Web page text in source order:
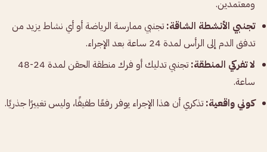
ومعتمدين.
تجنبي الأنشطة الشاقة: تجنبي ممارسة الرياضة أو أي نشاط يزيد من
تدفق الدم إلى الرأس لمدة 24 ساعة بعد الإجراء.
لا تفركي المنطقة:
تجنبي تدليك أو فرك منطقة الحقن لمدة 24-48
ساعة.
كوني واقعية: تذكري أن هذا الإجراء يوفر رفعًا طفيفًا، وليس تغييرًا جذريًا.